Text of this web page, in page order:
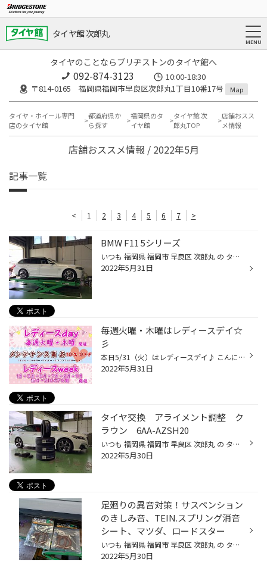
タイヤ館 次郎丸
タイヤのことならブリヂストンのタイヤ館へ
092-874-3123
10:00-18:30
〒814-0165 福岡県福岡市早良区次郎丸1丁目10番17号
Map
タイヤ・ホイール専門
店のタイヤ館
都道府県か
ら探す
福岡県のタ
イヤ館
タイヤ館 次
郎丸TOP
店舗おスス
メ情報
店舗おススメ情報 / 2022年5月
記事一覧
< 1 2 3 4 5 6 7 >
BMW F11 5シリーズ
いつも 福岡県 福岡市 早良区 次郎丸 の タイヤ館 次郎丸店 のWebを御覧の皆様ありがとうございます♪ 今回は、BMWのF11型5シリーズツーリングのアライメント調整です。 定期検診的にご利用いただくお客様も多数いらっしゃいます。 輸入車のアライメント調整も タイヤ館次郎丸にお任せください。 ～...
2022年5月31日
毎週火曜・木曜はレディースデイ☆
彡
本日5/31（火）はレディースデイ♪ こんにちはー！ 福岡県 福岡市 早良区 次郎丸 にあります タイヤ館 次郎丸 です☆★☆ メンテナンス商品…エンジンオイル・バッテリー・ワイパーなどなど。 通常の価格より10％OFFになります♪ お車の 安全点検 も実施しております！ メンテナンスも タイヤ館 次郎丸 に...
2022年5月31日
タイヤ交換 アライメント調整 ク
ラウン 6AA-AZSH20
いつも 福岡県 福岡市 早良区 次郎丸 の タイヤ館 次郎丸店 のWebを御覧の皆様ありがとうございます♪ 本日の作業紹介は、クラウンハイブリッド6AA-AZSH20のタイヤ交換&アライメント調整です♪ クラウンの標準装着がREGNO GR001が装着されているという事で、今回交換させていただいたタイヤはREGNO GR...
2022年5月30日
足廻りの異音対策！サスペンション
のきしみ音、TEIN.スプリング消音
シート、マツダ、ロードスター
いつも 福岡県 福岡市 早良区 次郎丸 の タイヤ館 次郎丸店 のWebを御覧の皆様ありがとうございます♪ 本日のご紹介は、車高調などの 足廻りの異音対策の１つ、スプリングのきしみ 音を緩和させるスプリング消音シート！ 車種 マツダ、ロードスター 商品メーカー TEIN 2枚目の写真では、スプリングが...
2022年5月30日